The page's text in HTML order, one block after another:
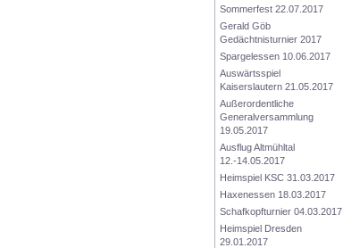
Sommerfest 22.07.2017
Gerald Göb
Gedächtnisturnier 2017
Spargelessen 10.06.2017
Auswärtsspiel
Kaiserslautern 21.05.2017
Außerordentliche
Generalversammlung
19.05.2017
Ausflug Altmühltal
12.-14.05.2017
Heimspiel KSC 31.03.2017
Haxenessen 18.03.2017
Schafkopfturnier 04.03.2017
Heimspiel Dresden
29.01.2017